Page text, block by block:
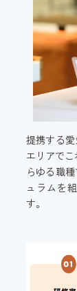
提携する
エリアで
らゆる職
ュラムを
す。